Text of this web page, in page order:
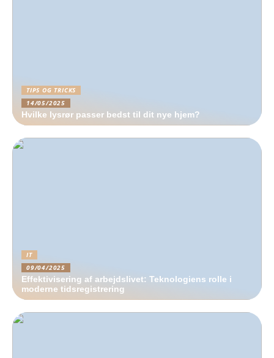
TIPS OG TRICKS
14/05/2025
Hvilke lysrør passer bedst til dit nye hjem?
IT
09/04/2025
Effektivisering af arbejdslivet: Teknologiens rolle i
moderne tidsregistrering